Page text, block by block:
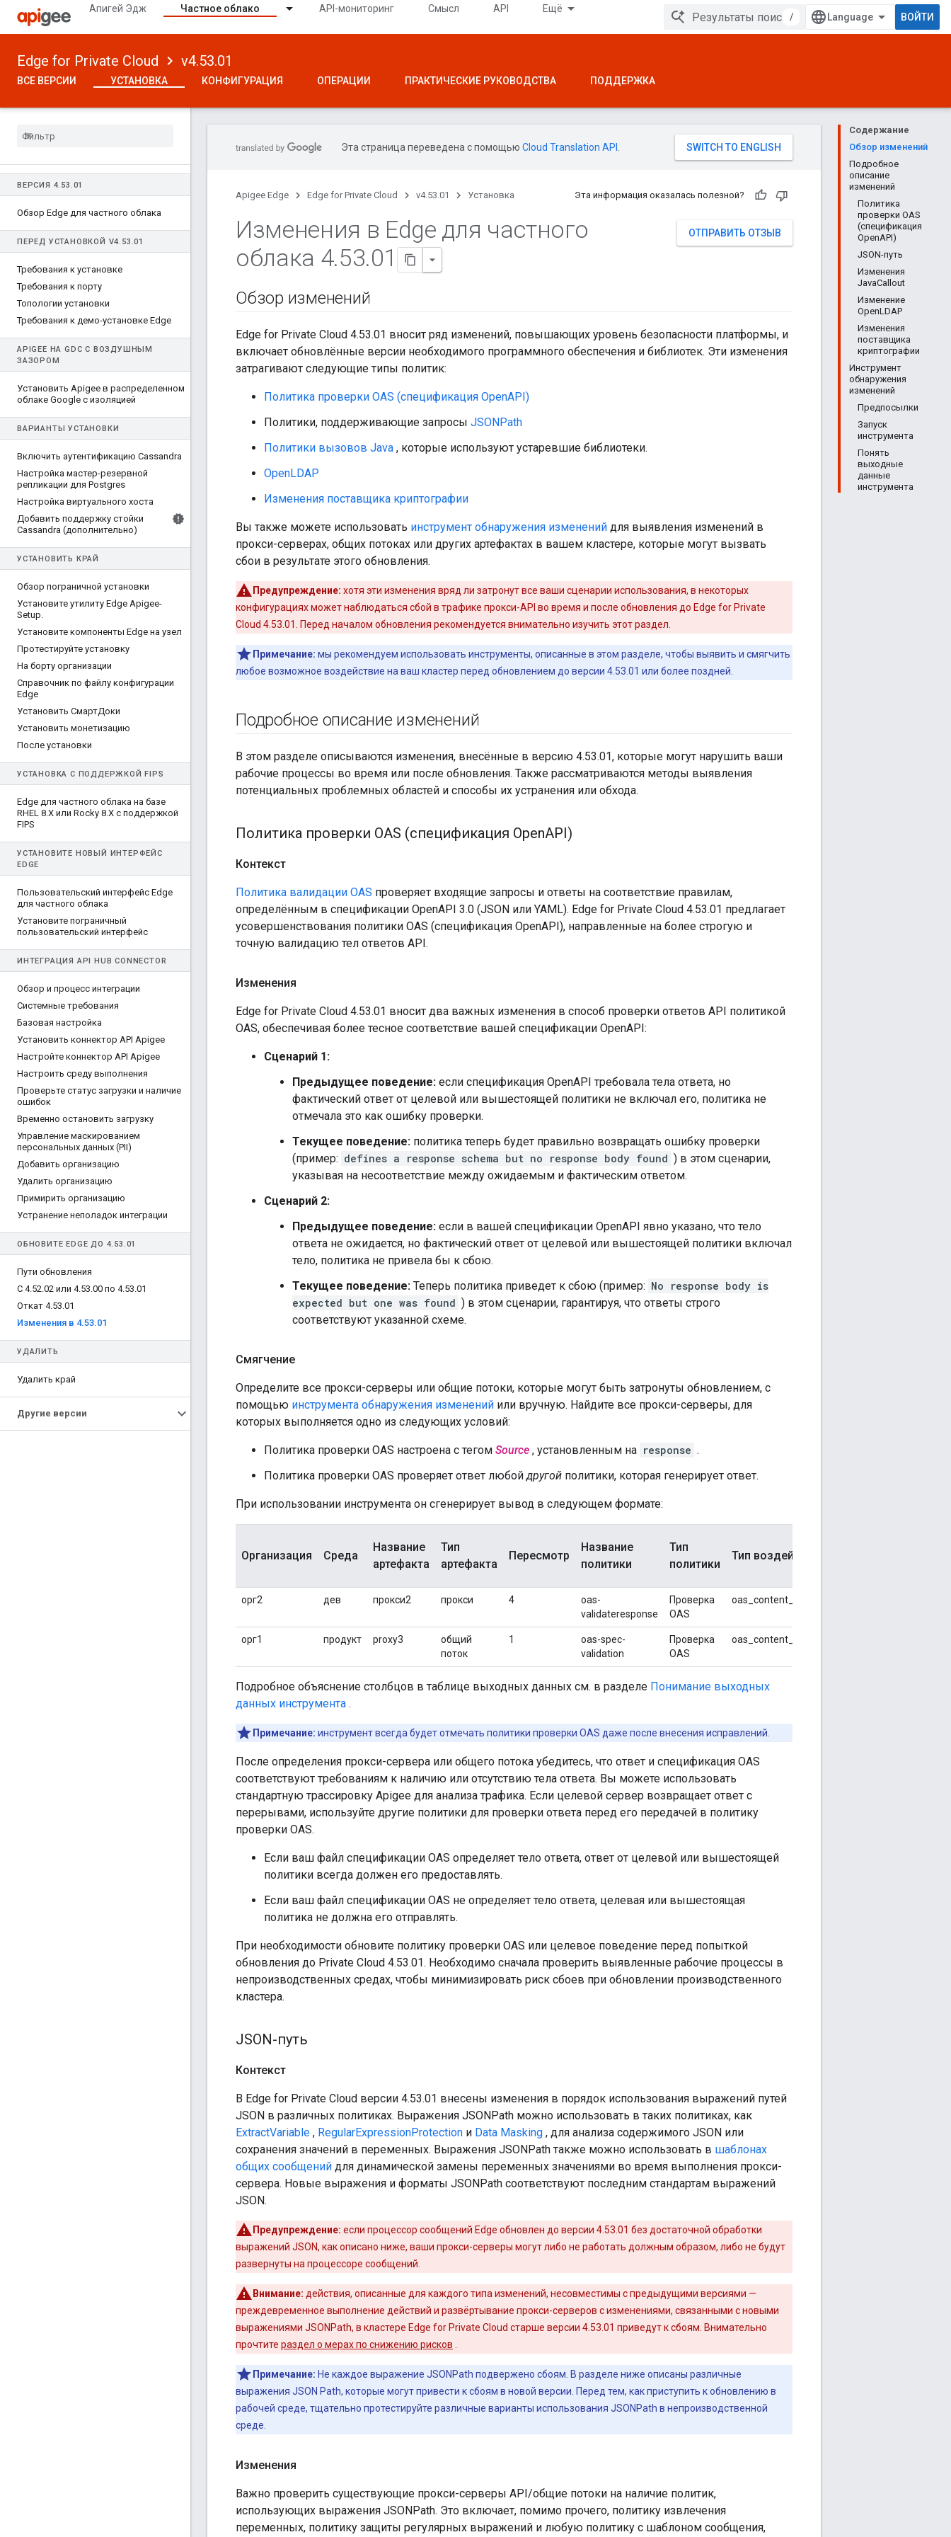
Апигей Эдж Частное облако API-мониторинг Смысл API Ещё
/ ВОЙТИ
Edge for Private Cloud v4.53.01
ВСЕ ВЕРСИИ УСТАНОВКА КОНФИГУРАЦИЯ ОПЕРАЦИИ ПРАКТИЧЕСКИЕ РУКОВОДСТВА ПОДДЕРЖКА
ВЕРСИЯ 4. 53 .01
Обзор Edge для частного облака
ПЕРЕД УСТАНОВКОЙ V4. 53 .01
Требования к установке
Требования к порту
Топологии установки
Требования к демо-установке Edge
APIGEE НА GDC С ВОЗДУШНЫМ
ЗАЗОРОМ
Установить Apigee в распределенном
облаке Google с изоляцией
ВАРИАНТЫ УСТАНОВКИ
Включить аутентификацию Cassandra
Настройка мастер-резервной
репликации для Postgres
Настройка виртуального хоста
Добавить поддержку стойки
Cassandra (дополнительно)
УСТАНОВИТЬ КРАЙ
Обзор пограничной установки
Установите утилиту Edge Apigee-
Setup.
Установите компоненты Edge на узел
Протестируйте установку
На борту организации
Справочник по файлу конфигурации
Edge
Установить СмартДоки
Установить монетизацию
После установки
УСТАНОВКА С ПОДДЕРЖКОЙ FIPS
Edge для частного облака на базе
RHEL 8.X или Rocky 8.X с поддержкой
FIPS
УСТАНОВИТЕ НОВЫЙ ИНТЕРФЕЙС
EDGE
Пользовательский интерфейс Edge
для частного облака
Установите пограничный
пользовательский интерфейс
ИНТЕГРАЦИЯ API HUB CONNECTOR
Обзор и процесс интеграции
Системные требования
Базовая настройка
Установить коннектор API Apigee
Настройте коннектор API Apigee
Настроить среду выполнения
Проверьте статус загрузки и наличие
ошибок
Временно остановить загрузку
Управление маскированием
персональных данных (PII)
Добавить организацию
Удалить организацию
Примирить организацию
Устранение неполадок интеграции
ОБНОВИТЕ EDGE ДО 4. 53 .01
Пути обновления
С 4.52.02 или 4.53.00 по 4.53.01
Откат 4.53.01
Изменения в 4.53.01
УДАЛИТЬ
Удалить край
Другие версии
Содержание
Обзор изменений
Подробное
описание
изменений
Политика
проверки OAS
(спецификация
OpenAPI)
JSON-путь
Изменения
JavaCallout
Изменение
OpenLDAP
Изменения
поставщика
криптографии
Инструмент
обнаружения
изменений
Предпосылки
Запуск
инструмента
Понять
выходные
данные
инструмента
Эта страница переведена с помощью Cloud Translation API
Apigee Edge Edge for Private Cloud v4.53.01 Установка Эта информация оказалась полезной?
ОТПРАВИТЬ ОТЗЫВ
Изменения в Edge для частного
облака 4.53.01
Обзор изменений
Edge for Private Cloud 4.53.01 вносит ряд изменений, повышающих уровень безопасности платформы, и
включает обновлённые версии необходимого программного обеспечения и библиотек. Эти изменения
затрагивают следующие типы политик:
Политика проверки OAS (спецификация OpenAPI)
Политики, поддерживающие запросы JSONPath
Политики вызовов Java , которые используют устаревшие библиотеки.
OpenLDAP
Изменения поставщика криптографии
Вы также можете использовать инструмент обнаружения изменений для выявления изменений в
прокси-серверах, общих потоках или других артефактах в вашем кластере, которые могут вызвать
сбои в результате этого обновления.
Предупреждение: хотя эти изменения вряд ли затронут все ваши сценарии использования, в некоторых
конфигурациях может наблюдаться сбой в трафике прокси-API во время и после обновления до Edge for Private
Cloud 4.53.01. Перед началом обновления рекомендуется внимательно изучить этот раздел.
Примечание: мы рекомендуем использовать инструменты, описанные в этом разделе, чтобы выявить и смягчить
любое возможное воздействие на ваш кластер перед обновлением до версии 4.53.01 или более поздней.
Подробное описание изменений
В этом разделе описываются изменения, внесённые в версию 4.53.01, которые могут нарушить ваши
рабочие процессы во время или после обновления. Также рассматриваются методы выявления
потенциальных проблемных областей и способы их устранения или обхода.
Политика проверки OAS (спецификация OpenAPI)
Контекст
Политика валидации OAS проверяет входящие запросы и ответы на соответствие правилам,
определённым в спецификации OpenAPI 3.0 (JSON или YAML). Edge for Private Cloud 4.53.01 предлагает
усовершенствования политики OAS (спецификация OpenAPI), направленные на более строгую и
точную валидацию тел ответов API.
Изменения
Edge for Private Cloud 4.53.01 вносит два важных изменения в способ проверки ответов API политикой
OAS, обеспечивая более тесное соответствие вашей спецификации OpenAPI:
Сценарий 1:
Предыдущее поведение: если спецификация OpenAPI требовала тела ответа, но
фактический ответ от целевой или вышестоящей политики не включал его, политика не
отмечала это как ошибку проверки.
Текущее поведение: политика теперь будет правильно возвращать ошибку проверки
(пример: defines a response schema but no response body found ) в этом сценарии,
указывая на несоответствие между ожидаемым и фактическим ответом.
Сценарий 2:
Предыдущее поведение: если в вашей спецификации OpenAPI явно указано, что тело
ответа не ожидается, но фактический ответ от целевой или вышестоящей политики включал
тело, политика не привела бы к сбою.
Текущее поведение: Теперь политика приведет к сбою (пример: No response body is
expected but one was found ) в этом сценарии, гарантируя, что ответы строго
соответствуют указанной схеме.
Смягчение
Определите все прокси-серверы или общие потоки, которые могут быть затронуты обновлением, с
помощью инструмента обнаружения изменений или вручную. Найдите все прокси-серверы, для
которых выполняется одно из следующих условий:
Политика проверки OAS настроена с тегом Source , установленным на response .
Политика проверки OAS проверяет ответ любойдругой политики, которая генерирует ответ.
При использовании инструмента он сгенерирует вывод в следующем формате:
Организация Среда
Название
артефакта
Тип
артефакта
Пересмотр
Название
политики
Тип
политики
Тип воздействия
орг2 дев прокси2 прокси 4
oas-
validateresponse
Проверка
OAS
oas_content_type_handling
орг1 продукт proxy3
общий
поток
1
oas-spec-
validation
Проверка
OAS
oas_content_type_handling
Подробное объяснение столбцов в таблице выходных данных см. в разделе Понимание выходных
данных инструмента .
Примечание: инструмент всегда будет отмечать политики проверки OAS даже после внесения исправлений.
После определения прокси-сервера или общего потока убедитесь, что ответ и спецификация OAS
соответствуют требованиям к наличию или отсутствию тела ответа. Вы можете использовать
стандартную трассировку Apigee для анализа трафика. Если целевой сервер возвращает ответ с
перерывами, используйте другие политики для проверки ответа перед его передачей в политику
проверки OAS.
Если ваш файл спецификации OAS определяет тело ответа, ответ от целевой или вышестоящей
политики всегда должен его предоставлять.
Если ваш файл спецификации OAS не определяет тело ответа, целевая или вышестоящая
политика не должна его отправлять.
При необходимости обновите политику проверки OAS или целевое поведение перед попыткой
обновления до Private Cloud 4.53.01. Необходимо сначала проверить выявленные рабочие процессы в
непроизводственных средах, чтобы минимизировать риск сбоев при обновлении производственного
кластера.
JSON-путь
Контекст
В Edge for Private Cloud версии 4.53.01 внесены изменения в порядок использования выражений путей
JSON в различных политиках. Выражения JSONPath можно использовать в таких политиках, как
ExtractVariable , RegularExpressionProtection и Data Masking , для анализа содержимого JSON или
сохранения значений в переменных. Выражения JSONPath также можно использовать в шаблонах
общих сообщений для динамической замены переменных значениями во время выполнения прокси-
сервера. Новые выражения и форматы JSONPath соответствуют последним стандартам выражений
JSON.
Предупреждение: если процессор сообщений Edge обновлен до версии 4.53.01 без достаточной обработки
выражений JSON, как описано ниже, ваши прокси-серверы могут либо не работать должным образом, либо не будут
развернуты на процессоре сообщений.
Внимание: действия, описанные для каждого типа изменений, несовместимы с предыдущими версиями —
преждевременное выполнение действий и развёртывание прокси-серверов с изменениями, связанными с новыми
выражениями JSONPath, в кластере Edge for Private Cloud старше версии 4.53.01 приведут к сбоям. Внимательно
прочтите раздел о мерах по снижению рисков
Примечание: Не каждое выражение JSONPath подвержено сбоям. В разделе ниже описаны различные
выражения JSON Path, которые могут привести к сбоям в новой версии. Перед тем, как приступить к обновлению в
рабочей среде, тщательно протестируйте различные варианты использования JSONPath в непроизводственной
среде.
Изменения
Важно проверить существующие прокси-серверы API/общие потоки на наличие политик,
использующих выражения JSONPath. Это включает, помимо прочего, политику извлечения
переменных, политику защиты регулярных выражений и любую политику с шаблоном сообщения,